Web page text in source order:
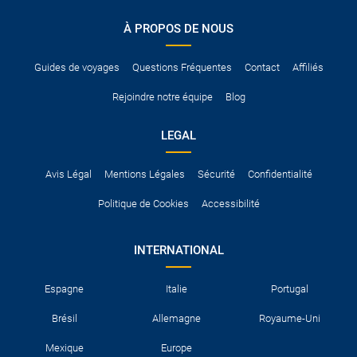
Pour vous en assurer, vous pouvez vous renseigner auprès des
services consulaires du pays concerné.
À PROPOS DE NOUS
Guides de voyages Questions Fréquentes Contact Affiliés
Rejoindre notre équipe Blog
LEGAL
Avis Légal Mentions Légales Sécurité Confidentialité
Politique de Cookies Accessibilité
INTERNATIONAL
Espagne Italie Portugal
Brésil Allemagne Royaume-Uni
Mexique Europe